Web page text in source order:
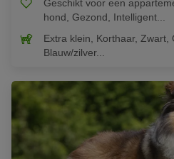
Geschikt voor een
hond, Gezond, Intelligent...
Extra klein, Korthaar, Zwart,
Blauw/zilver...